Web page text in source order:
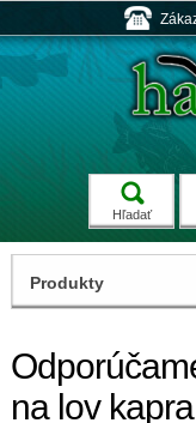
Hľadať
na lov
Produkty